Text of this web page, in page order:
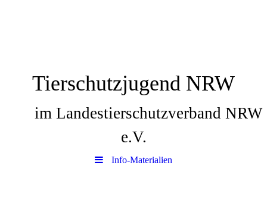
Tierschutzjugend NRW
im Landestierschutzverband NRW
e.V.
Info-Materialien